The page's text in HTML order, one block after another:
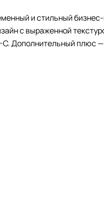
и стильный
с выраженной
Дополнительный плюс